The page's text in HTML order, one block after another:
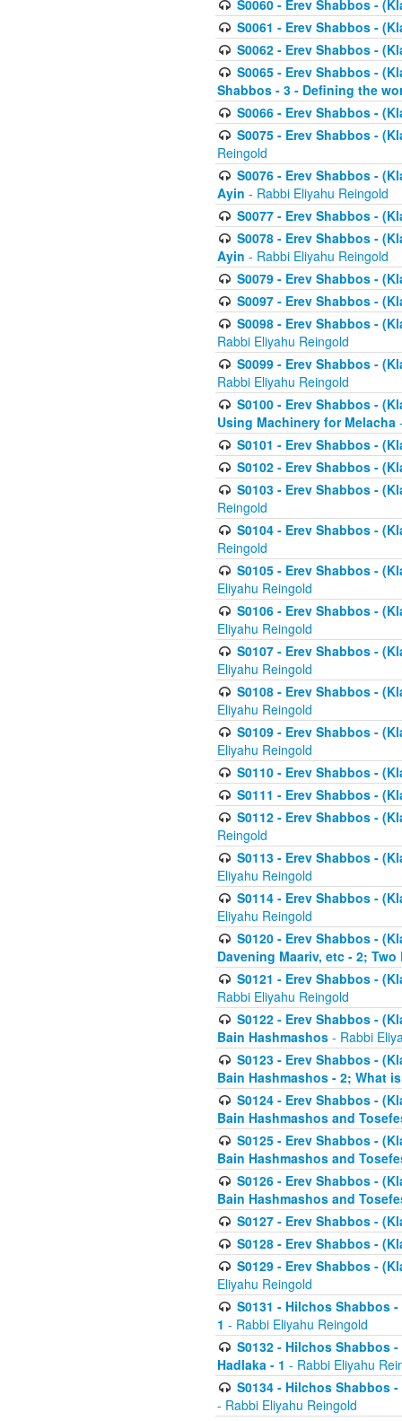
S0060 - Erev Shabbos -
S0061 - Erev Shabbos -
S0062 - Erev Shabbos -
S0065 - Erev Shabbos -
Shabbos - 3 - Defining the
S0066 - Erev Shabbos -
S0075 - Erev Shabbos -
Reingold
S0076 - Erev Shabbos -
Ayin - Rabbi Eliyahu Reingold
S0077 - Erev Shabbos -
S0078 - Erev Shabbos -
Ayin - Rabbi Eliyahu Reingold
S0079 - Erev Shabbos -
S0097 - Erev Shabbos -
S0098 - Erev Shabbos -
Rabbi Eliyahu Reingold
S0099 - Erev Shabbos -
Rabbi Eliyahu Reingold
S0100 - Erev Shabbos -
Using Machinery for Melacha
S0101 - Erev Shabbos -
S0102 - Erev Shabbos -
S0103 - Erev Shabbos -
Reingold
S0104 - Erev Shabbos -
Reingold
S0105 - Erev Shabbos -
Eliyahu Reingold
S0106 - Erev Shabbos -
Eliyahu Reingold
S0107 - Erev Shabbos -
Eliyahu Reingold
S0108 - Erev Shabbos -
Eliyahu Reingold
S0109 - Erev Shabbos -
Eliyahu Reingold
S0110 - Erev Shabbos -
S0111 - Erev Shabbos -
S0112 - Erev Shabbos -
Reingold
S0113 - Erev Shabbos -
Eliyahu Reingold
S0114 - Erev Shabbos -
Eliyahu Reingold
S0120 - Erev Shabbos -
Davening Maariv, etc - 2;
S0121 - Erev Shabbos -
Rabbi Eliyahu Reingold
S0122 - Erev Shabbos -
Bain Hashmashos - Rabbi
S0123 - Erev Shabbos -
Bain Hashmashos - 2; What
S0124 - Erev Shabbos -
Bain Hashmashos and
S0125 - Erev Shabbos -
Bain Hashmashos and
S0126 - Erev Shabbos -
Bain Hashmashos and
S0127 - Erev Shabbos -
S0128 - Erev Shabbos -
S0129 - Erev Shabbos -
Eliyahu Reingold
S0131 - Hilchos Shabbos
1 - Rabbi Eliyahu Reingold
S0132 - Hilchos Shabbos
Hadlaka - 1 - Rabbi Eliyahu
S0134 - Hilchos Shabbos
- Rabbi Eliyahu Reingold